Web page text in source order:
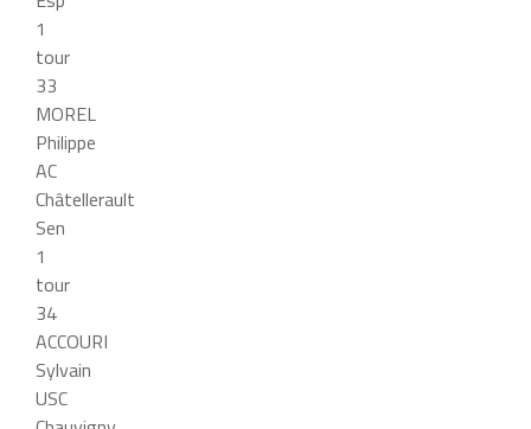
1
tour
33
MOREL
Philippe
AC
Châtellerault
Sen
1
tour
34
ACCOURI
Sylvain
USC